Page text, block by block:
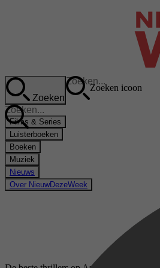
Zoeken
Zoeken icoon
Films & Series
Luisterboeken
Boeken
Muziek
Nieuws
Over NieuwDezeWeek